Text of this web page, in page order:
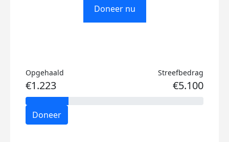
Doneer nu
Opgehaald
€1.223
Streefbedrag
€5.100
Doneer